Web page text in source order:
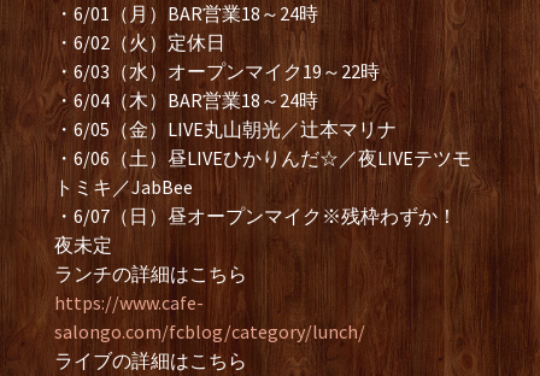
・6/01（月）BAR営業18～24時
・6/02（火）定休日
・6/03（水）オープンマイク19～22時
・6/04（木）BAR営業18～24時
・6/05（金）LIVE丸山朝光／辻本マリナ
・6/06（土）昼LIVEひかりんだ☆／夜LIVEテツモ
トミキ／JabBee
・6/07（日）昼オープンマイク※残枠わずか！
夜未定
ランチの詳細はこちら
https://www.cafe-
salongo.com/fcblog/category/lunch/
ライブの詳細はこちら